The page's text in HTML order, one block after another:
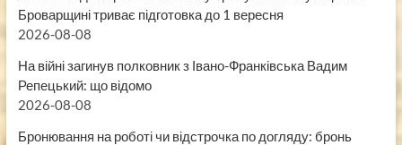
Броварщині триває підготовка до 1 вересня
2026-08-08
На війні загинув полковник з Івано-Франківська Вадим
Репецький: що відомо
2026-08-08
Бронювання на роботі чи відстрочка по догляду: бронь